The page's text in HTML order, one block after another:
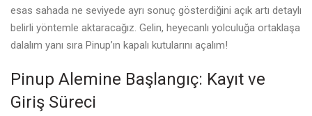
esas sahada ne seviyede ayrı sonuç gösterdiğini açık artı detaylı
belirli yöntemle aktaracağız. Gelin, heyecanlı yolculuğa ortaklaşa
dalalım yanı sıra Pinup’ın kapalı kutularını açalım!
Pinup Alemine Başlangıç: Kayıt ve
Giriş Süreci